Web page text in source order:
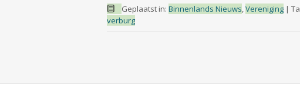
Geplaatst in: Binnenlands Nieuws,Vereniging |
verburg